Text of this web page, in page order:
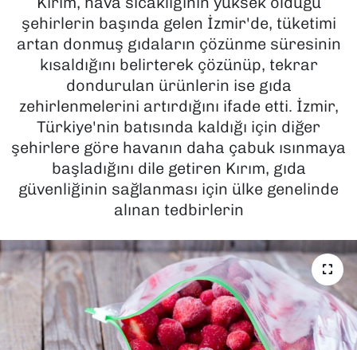
şehirlerin başında gelen İzmir'de, tüketimi
artan donmuş gıdaların çözünme süresinin
kısaldığını belirterek çözünüp, tekrar
dondurulan ürünlerin ise gıda
zehirlenmelerini artırdığını ifade etti. İzmir,
Türkiye'nin batısında kaldığı için diğer
şehirlere göre havanın daha çabuk ısınmaya
başladığını dile getiren Kırım, gıda
güvenliğinin sağlanması için ülke genelinde
alınan tedbirlerin
POLİTİKA
SAĞLIK
SPOR
TEKNOLOJİ
YAŞAM
YEREL YÖNETİMLER